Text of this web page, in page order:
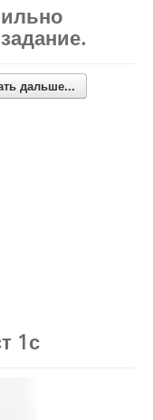
дальше...
1с